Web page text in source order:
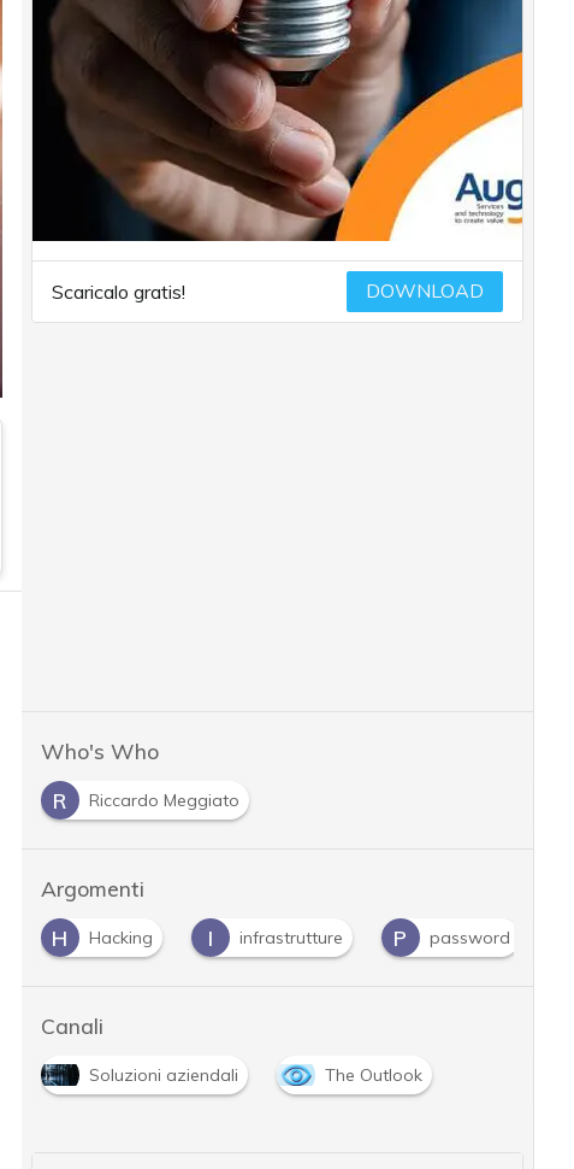
Scaricalo gratis! DOWNLOAD
Who's Who
R
Riccardo Meggiato
Argomenti
I infrastrutture P password V vulnerabilità
Canali
Soluzioni aziendali The Outlook